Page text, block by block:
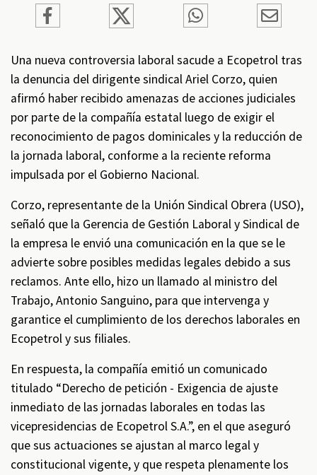
Una nueva controversia laboral sacude a Ecopetrol tras
la denuncia del dirigente sindical Ariel Corzo, quien
afirmó haber recibido amenazas de acciones judiciales
por parte de la compañía estatal luego de exigir el
reconocimiento de pagos dominicales y la reducción de
la jornada laboral, conforme a la reciente reforma
impulsada por el Gobierno Nacional.
Corzo, representante de la Unión Sindical Obrera (USO),
señaló que la Gerencia de Gestión Laboral y Sindical de
la empresa le envió una comunicación en la que se le
advierte sobre posibles medidas legales debido a sus
reclamos. Ante ello, hizo un llamado al ministro del
Trabajo, Antonio Sanguino, para que intervenga y
garantice el cumplimiento de los derechos laborales en
Ecopetrol y sus filiales.
En respuesta, la compañía emitió un comunicado
titulado “Derecho de petición - Exigencia de ajuste
inmediato de las jornadas laborales en todas las
vicepresidencias de Ecopetrol S.A.”, en el que aseguró
que sus actuaciones se ajustan al marco legal y
constitucional vigente, y que respeta plenamente los